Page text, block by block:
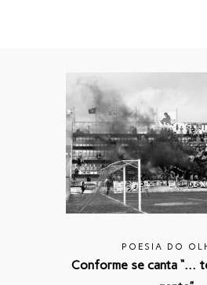
POESIA DO
Conforme se canta “…